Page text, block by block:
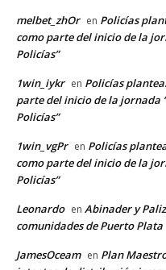
melbet_zhOr en Policías
como parte del inicio de la
Policías”
1win_iykr en Policías
parte del inicio de la jornada
Policías”
1win_vgPr en Policías
como parte del inicio de la
Policías”
Leonardo en Abinader y
comunidades de Puerto Plata
JamesOceam en Plan